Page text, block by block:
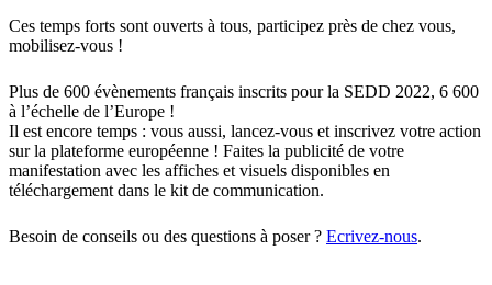
Ces temps forts sont ouverts à tous, participez près de chez vous,
mobilisez-vous !
Plus de 600 évènements français inscrits pour la SEDD 2022, 6 600
à l’échelle de l’Europe !
Il est encore temps : vous aussi, lancez-vous et inscrivez votre action
sur la plateforme européenne ! Faites la publicité de votre
manifestation avec les affiches et visuels disponibles en
téléchargement dans le kit de communication.
Besoin de conseils ou des questions à poser ? Ecrivez-nous.